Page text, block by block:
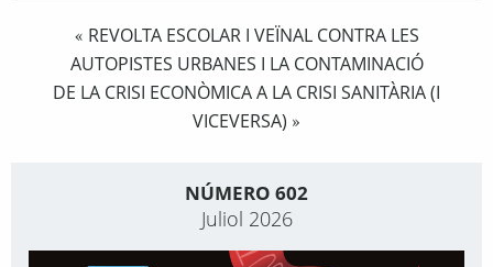
« REVOLTA ESCOLAR I VEÏNAL CONTRA LES
AUTOPISTES URBANES I LA CONTAMINACIÓ
DE LA CRISI ECONÒMICA A LA CRISI SANITÀRIA (I
VICEVERSA) »
NÚMERO 602
Juliol 2026